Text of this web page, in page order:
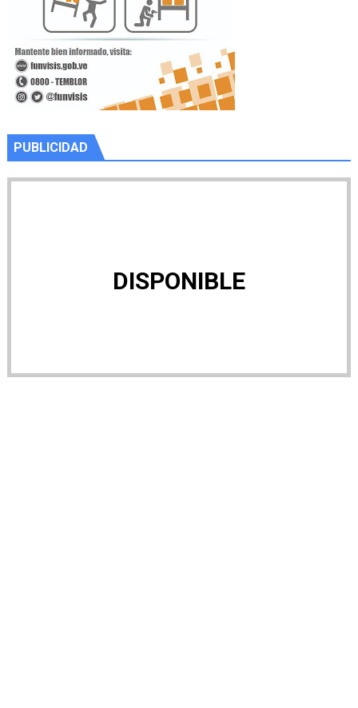
PUBLICIDAD
DISPONIBLE